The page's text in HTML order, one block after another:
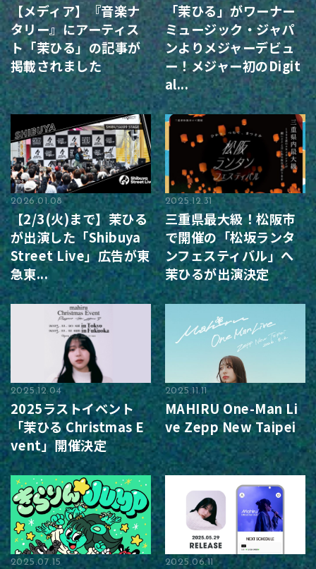
【メディア】『音楽ナ
タリー』にアーティス
ト「茉ひる」の記事が
掲載されました
「茉ひる」がワーナー
ミュージック・ジャパ
ンよりメジャーデビュ
ー！メジャー初のDigit
al...
2026.01.08
【2/3(火)まで】茉ひる
が出演した「Shibuya
Street Live」広告が東
急東...
2025.12.31
三重県最大級！松阪市
で開催の「松坂ランタ
ンフェスティバル」へ
茉ひるが出演決定
2025.12.04
2025ラストイベント
「茉ひる Christmas E
vent」開催決定
2025.11.11
MAHIRU One-Man Li
ve Zepp New Taipei
2025.07.15 2025.06.11